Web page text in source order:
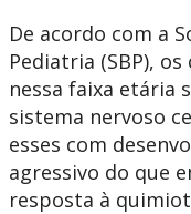
De acordo com a
Pediatria (SBP),
nessa faixa etária
sistema nervoso
esses com
agressivo do que
resposta à